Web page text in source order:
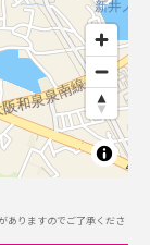
ありますのでご了承くださ